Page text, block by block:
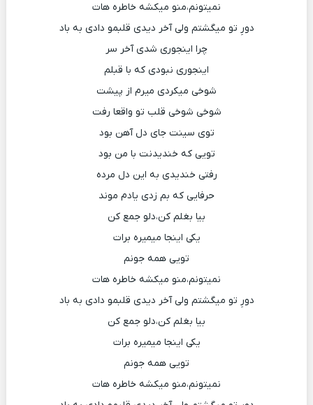
نمیتونم،منو میکشه خاطره هات
دورِ تو میگشتم ولی آخر دیدی قلبمو دادی به باد
چرا اینجوری شدی آخر سر
اینجوری نبودی که با قبلم
شوخی میکردی میرم از پیشت
شوخی شوخی قلب تو واقعا رفت
توی سینت جای دل آهن بود
تویی که خندیدنت با من بود
رفتی خندیدی به این دل مرده
حرفایی که بم زدی یادم موند
بیا بغلم کن،دلو جمع کن
یکی اینجا میمیره برات
تویی همه جونم
نمیتونم،منو میکشه خاطره هات
دورِ تو میگشتم ولی آخر دیدی قلبمو دادی به باد
بیا بغلم کن،دلو جمع کن
یکی اینجا میمیره برات
تویی همه جونم
نمیتونم،منو میکشه خاطره هات